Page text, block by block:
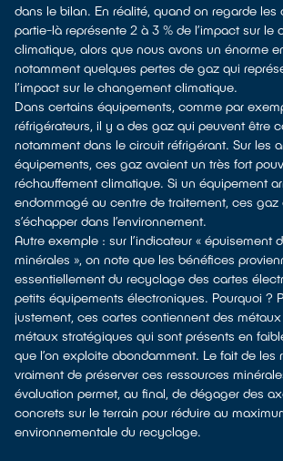
dans le bilan. En réalité, quand on regarde les
partie-là représente 2 à 3 % de l’impact sur le
climatique, alors que nous avons un énorme
notamment quelques pertes de gaz qui
l’impact sur le changement climatique.
Dans certains équipements, comme par
réfrigérateurs, il y a des gaz qui peuvent être
notamment dans le circuit réfrigérant. Sur les
équipements, ces gaz avaient un très fort
réchauffement climatique. Si un équipement
endommagé au centre de traitement, ces gaz
s’échapper dans l’environnement.
Autre exemple : sur l’indicateur « épuisement
minérales », on note que les bénéfices
essentiellement du recyclage des cartes
petits équipements électroniques. Pourquoi ?
justement, ces cartes contiennent des
métaux stratégiques qui sont présents en
que l’on exploite abondamment. Le fait de les
vraiment de préserver ces ressources
évaluation permet, au final, de dégager des
concrets sur le terrain pour réduire au
environnementale du recyclage.